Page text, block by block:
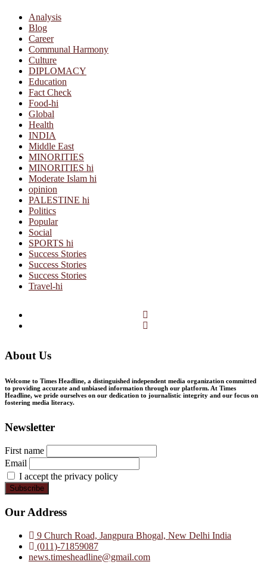
Analysis
Blog
Career
Communal Harmony
Culture
DIPLOMACY
Education
Fact Check
Food-hi
Global
Health
INDIA
Middle East
MINORITIES
MINORITIES hi
Moderate Islam hi
opinion
PALESTINE hi
Politics
Popular
Social
SPORTS hi
Success Stories
Success Stories
Success Stories
Travel-hi
About Us
Welcome to Times Headline, a distinguished independent media organization committed
to providing accurate and unbiased information through our platform. At Times
Headline, we pride ourselves on our dedication to journalistic integrity and our focus on
fostering media literacy.
Newsletter
First name
Email
I accept the privacy policy
Our Address
9 Church Road, Jangpura Bhogal, New Delhi India
(011)-71859087
news.timesheadline@gmail.com